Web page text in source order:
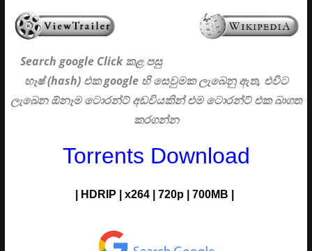
Search google Clickකළ පසු
හෑෂ් (hash) එක google හි සෙවුමක ලැබෙනු ඇත, එවිට
ලැබෙන ඕනෑම ටොරන්ට් අඩවියකින් එම ටොරන්ට් එක බාගත
කරගන්න
Torrents Download
HDRIP x264 720p 700MB |